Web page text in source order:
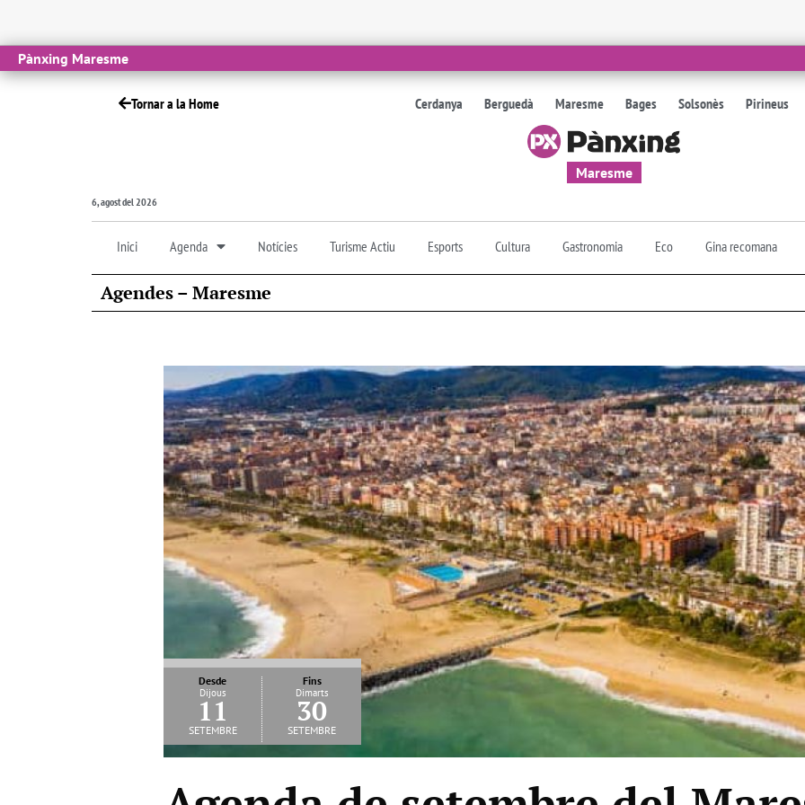
Pànxing Maresme
Tornar a la Home Cerdanya Berguedà Maresme Bages Solsonès Pirineus
Maresme
6, agost del 2026
Inici Agenda Notícies Turisme Actiu Esports Cultura Gastronomia Eco Gina recomana
Agendes – Maresme
Desde
Dijous
11
setembre
Fins
Dimarts
30
setembre